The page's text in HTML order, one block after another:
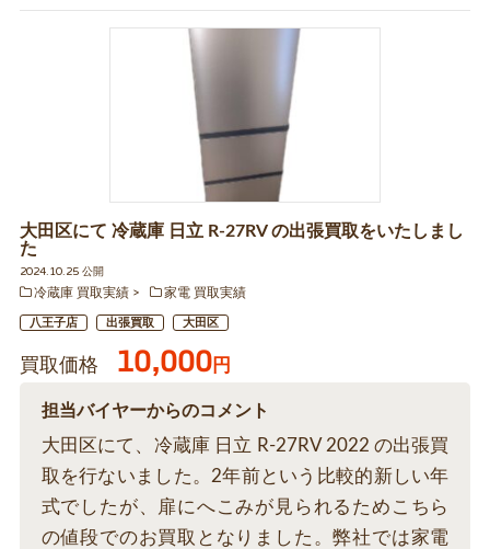
大田区にて 冷蔵庫 日立 R-27RV の出張買取をいたしまし
た
2024.10.25 公開
冷蔵庫 買取実績
家電 買取実績
八王子店 出張買取 大田区
買取価格 10,000円
担当バイヤーからのコメント
大田区にて、冷蔵庫 日立 R-27RV 2022 の出張買
取を行ないました。2年前という比較的新しい年
式でしたが、扉にへこみが見られるためこちら
の値段でのお買取となりました。弊社では家電